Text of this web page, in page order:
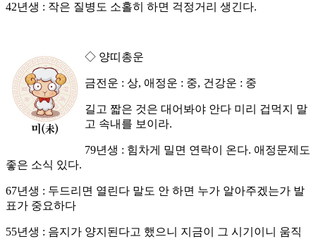
42년생 : 작은 질병도 소홀히 하면 걱정거리 생긴다.
◇ 양띠총운
금전운 : 상, 애정운 : 중, 건강운 : 중
길고 짧은 것은 대어봐야 안다 미리 겁먹지 말
고 속내를 보이라.
79년생 : 힘차게 밀면 연락이 온다. 애정문제도
좋은 소식 있다.
67년생 : 두드리면 열린다 말도 안 하면 누가 알아주겠는가 발
표가 중요하다
55년생 : 음지가 양지된다고 했으니 지금이 그 시기이니 움직